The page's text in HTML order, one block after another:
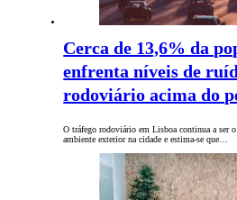
Cerca de 13,6% da
enfrenta níveis de
rodoviário acima do
O tráfego rodoviário em Lisboa continua a ser
ambiente exterior na cidade e estima-se que…